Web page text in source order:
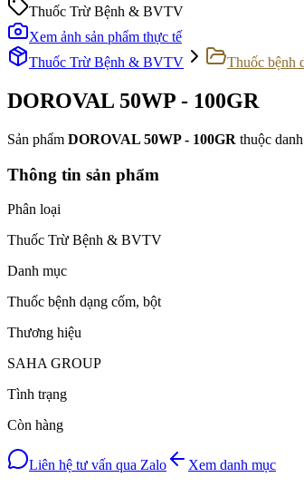
Thuốc Trừ Bệnh & BVTV
Xem ảnh sản phẩm thực tế
Thuốc Trừ Bệnh & BVTV
Thuốc bệnh
DOROVAL 50WP - 100GR
Sản phẩm DOROVAL 50WP - 100GR thuộc
Thông tin sản phẩm
Phân loại
Thuốc Trừ Bệnh & BVTV
Danh mục
Thuốc bệnh dạng cốm, bột
Thương hiệu
SAHA GROUP
Tình trạng
Còn hàng
Liên hệ tư vấn qua Zalo Xem danh mục